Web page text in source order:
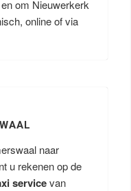
om Nieuwerkerk
online of via
naar
u rekenen op de
servicevan